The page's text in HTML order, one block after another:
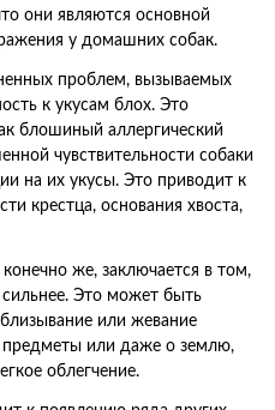
они являются основной
у домашних собак.
проблем, вызываемых
к укусам блох. Это
блошиный аллергический
чувствительности собаки
на их укусы. Это приводит к
крестца, основания хвоста,
же, заключается в том,
Это может быть
или жевание
предметы или даже о землю,
облегчение.